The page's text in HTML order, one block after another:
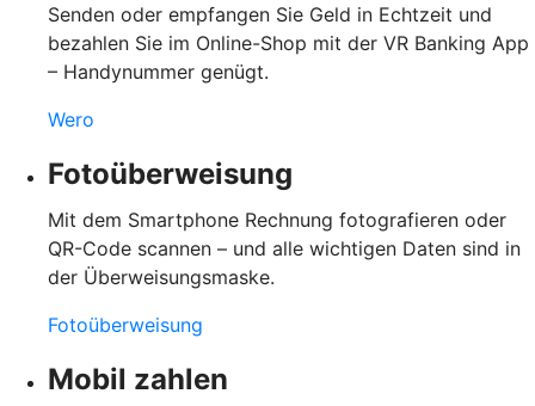
Senden oder empfangen Sie Geld in Echtzeit und
bezahlen Sie im Online-Shop mit der VR Banking App
– Handynummer genügt.
Wero
Fotoüberweisung
Mit dem Smartphone Rechnung fotografieren oder
QR-Code scannen – und alle wichtigen Daten sind in
der Überweisungsmaske.
Fotoüberweisung
Mobil zahlen